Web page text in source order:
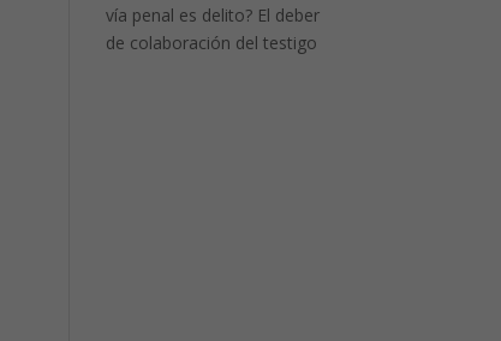
vía penal es delito? El deber
de colaboración del testigo